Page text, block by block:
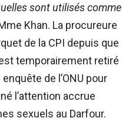
sont utilisés comme
Khan. La procureure
de la CPI depuis que
temporairement retiré
de l’ONU pour
l’attention accrue
sexuels au Darfour.